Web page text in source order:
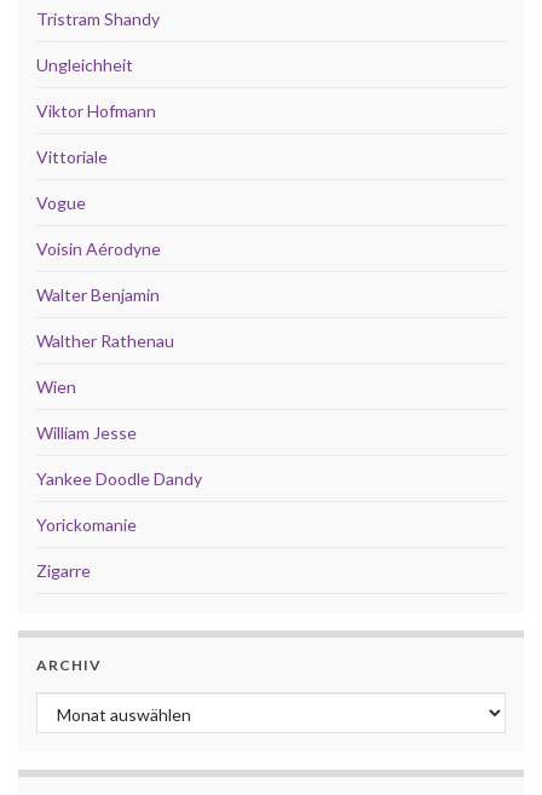
Tristram Shandy
Ungleichheit
Viktor Hofmann
Vittoriale
Vogue
Voisin Aérodyne
Walter Benjamin
Walther Rathenau
Wien
William Jesse
Yankee Doodle Dandy
Yorickomanie
Zigarre
ARCHIV
Archiv